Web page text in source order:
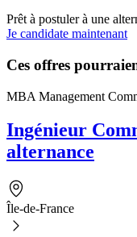
Prêt à postuler à une
Je candidate maintenant
Ces offres
MBA Management
Ingénieur
alternance
Île-de-France